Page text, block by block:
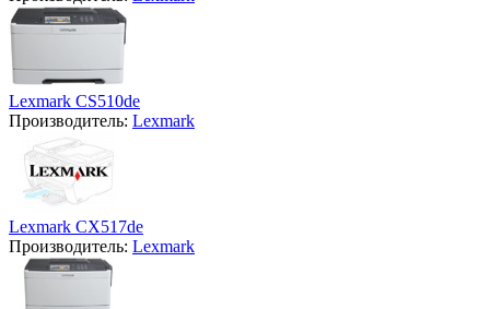
Lexmark CS510de
Производитель: Lexmark
Lexmark CX517de
Производитель: Lexmark